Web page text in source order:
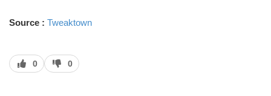
Source : Tweaktown
J’aime
0
J’aime
pas
0